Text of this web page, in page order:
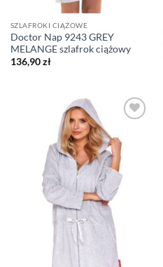
SZLAFROKI CIĄŻOWE
Doctor Nap 9243 GREY
MELANGE szlafrok ciążowy
136,90zł